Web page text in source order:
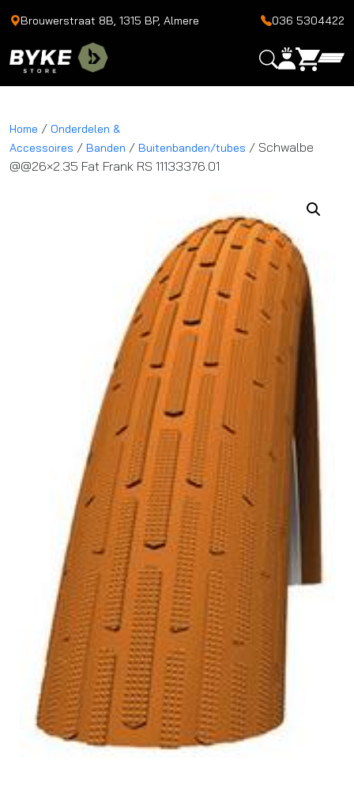
Brouwerstraat 8B, 1315 BP, Almere 036 5304422
Home / Onderdelen &
Accessoires / Banden / Buitenbanden/tubes / Schwalbe
@@26×2.35 Fat Frank RS 11133376.01